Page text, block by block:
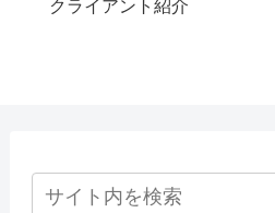
クライアント紹介